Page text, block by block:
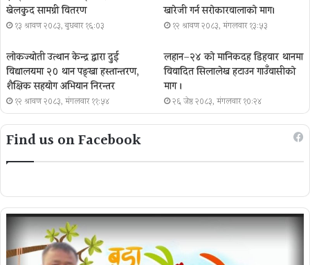
खेलकुद सामग्री वितरण
१३ श्रावण २०८३, बुधबार १६:०३
खारेजी गर्न सरोकारवालाको माग।
१२ श्रावण २०८३, मंगलवार १३:५३
लोकज्योती उत्थान केन्द्र द्वारा दुई
विद्यालयमा २० थान पङ्खा हस्तान्तरण,
शैक्षिक सहयोग अभियान निरन्तर
१२ श्रावण २०८३, मंगलवार ११:५४
लहान–२४ को मानिकदह डिहवार थानमा
विवादित सिलालेख हटाउन गाउँवासीको
माग ।
२६ जेष्ठ २०८३, मंगलवार १०:२४
Find us on Facebook